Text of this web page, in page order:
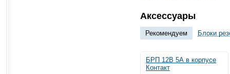
Аксессуары
Рекомендуем Блоки
БРП 12В 5А в корпусе
Контакт